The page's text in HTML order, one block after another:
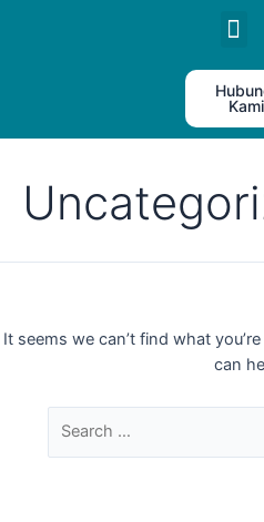
Kami
It seems we can’t find what
can